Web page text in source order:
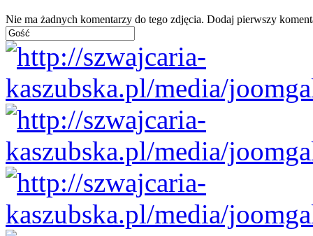
Nie ma żadnych komentarzy do tego zdjęcia. Dodaj pierwszy